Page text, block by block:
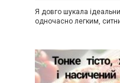
Я довго шукала
одночасно легким,